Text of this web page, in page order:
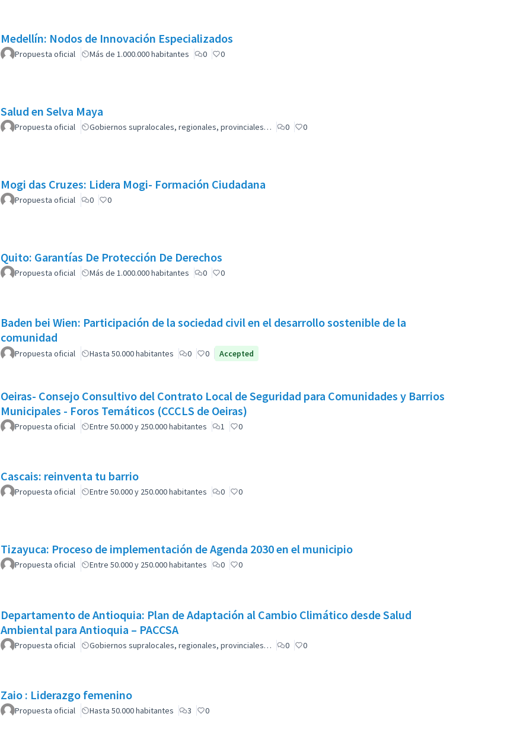
Medellín: Nodos de Innovación Especializados
Propuesta oficial Más de 1.000.000 habitantes 0 0
Salud en Selva Maya
Propuesta oficial Gobiernos supralocales, regionales, provinciales… 0 0
Mogi das Cruzes: Lidera Mogi- Formación Ciudadana
Propuesta oficial 0 0
Quito: Garantías De Protección De Derechos
Propuesta oficial Más de 1.000.000 habitantes 0 0
Baden bei Wien: Participación de la sociedad civil en el desarrollo sostenible de la
comunidad
Propuesta oficial Hasta 50.000 habitantes 0 0 Accepted
Oeiras- Consejo Consultivo del Contrato Local de Seguridad para Comunidades y Barrios
Municipales - Foros Temáticos (CCCLS de Oeiras)
Propuesta oficial Entre 50.000 y 250.000 habitantes 1 0
Cascais: reinventa tu barrio
Propuesta oficial Entre 50.000 y 250.000 habitantes 0 0
Tizayuca: Proceso de implementación de Agenda 2030 en el municipio
Propuesta oficial Entre 50.000 y 250.000 habitantes 0 0
Departamento de Antioquia: Plan de Adaptación al Cambio Climático desde Salud
Ambiental para Antioquia – PACCSA
Propuesta oficial Gobiernos supralocales, regionales, provinciales… 0 0
Zaio : Liderazgo femenino
Propuesta oficial Hasta 50.000 habitantes 3 0